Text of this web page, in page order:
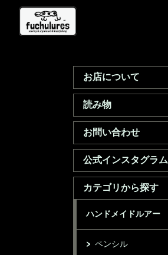
お店について
読み物
お問い合わせ
公式インスタグラム
カテゴリから探す
ハンドメイドルアー
ペンシル